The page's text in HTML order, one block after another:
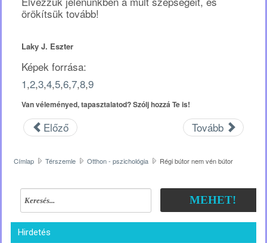
örökítsük tovább!
Laky J. Eszter
Képek forrása:
1,2,3,4,5,6,7,8,9
Van véleményed, tapasztalatod? Szólj hozzá Te is!
Előző Tovább
Címlap Térszemle Otthon - pszichológia Régi bútor nem vén bútor
MEHET!
Hirdetés